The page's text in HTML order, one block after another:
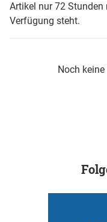
Artikel nur 72
Verfügung steht.
Noch